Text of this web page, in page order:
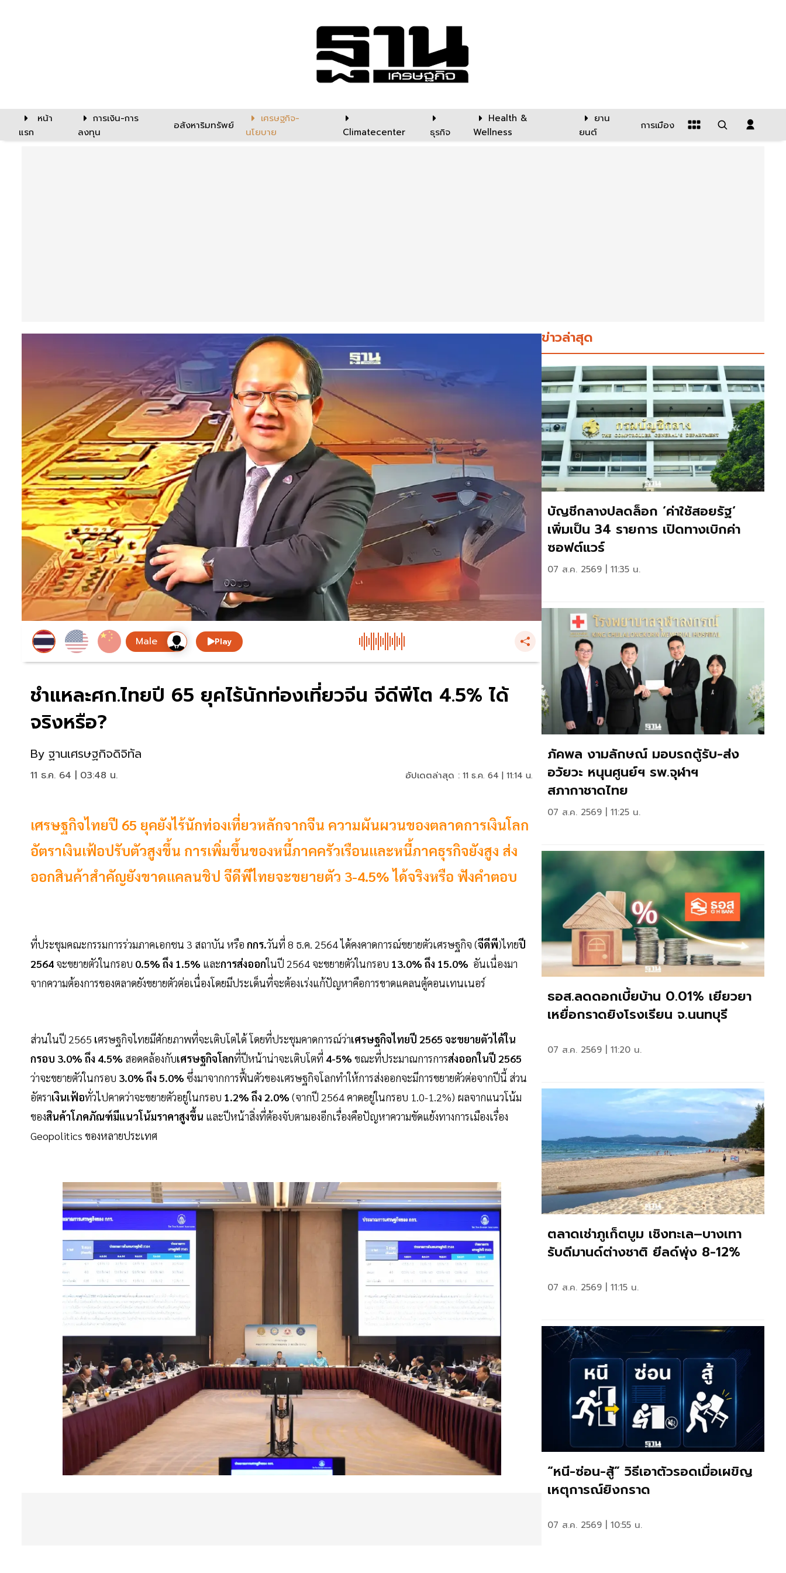
หน้า
แรก
การเงิน-การ
ลงทุน
อสังหาริมทรัพย์
เศรษฐกิจ-
นโยบาย
Climatecenter ธุรกิจ
Health &
Wellness
ยาน
ยนต์
การเมือง
Play
ชำแหละศก.ไทยปี 65 ยุคไร้นักท่องเที่ยวจีน จีดีพีโต 4.5% ได้
จริงหรือ?
By ฐานเศรษฐกิจดิจิทัล
11 ธ.ค. 64 | 03:48 น. อัปเดตล่าสุด : 11 ธ.ค. 64 | 11:14 น.
เศรษฐกิจไทยปี 65 ยุคยังไร้นักท่องเที่ยวหลักจากจีน ความผันผวนของตลาดการเงินโลก
อัตราเงินเฟ้อปรับตัวสูงขึ้น การเพิ่มขึ้นของหนี้ภาคครัวเรือนและหนี้ภาคธุรกิจยังสูง ส่ง
ออกสินค้าสำคัญยังขาดแคลนชิป จีดีพีไทยจะขยายตัว 3-4.5% ได้จริงหรือ ฟังคำตอบ
ที่ประชุมคณะกรรมการร่วมภาคเอกชน 3 สถาบัน หรือ กกร.วันที่ 8 ธ.ค. 2564 ได้คงคาดการณ์ขยายตัวเศรษฐกิจ (จีดีพี)ไทยปี
2564 จะขยายตัวในกรอบ 0.5% ถึง 1.5% และการส่งออกในปี 2564 จะขยายตัวในกรอบ 13.0% ถึง 15.0% อันเนื่องมา
จากความต้องการของตลาดยังขยายตัวต่อเนื่องโดยมีประเด็นที่จะต้องเร่งแก้ปัญหาคือการขาดแคลนตู้คอนเทนเนอร์
ส่วนในปี 2565 เศรษฐกิจไทยมีศักยภาพที่จะเติบโตได้ โดยที่ประชุมคาดการณ์ว่าเศรษฐกิจไทยปี 2565 จะขยายตัวได้ใน
กรอบ 3.0% ถึง 4.5% สอดคล้องกับเศรษฐกิจโลกที่ปีหน้าน่าจะเติบโตที่ 4-5% ขณะที่ประมาณการการส่งออกในปี 2565
ว่าจะขยายตัวในกรอบ 3.0% ถึง 5.0% ซึ่งมาจากการฟื้นตัวของเศรษฐกิจโลกทำให้การส่งออกจะมีการขยายตัวต่อจากปีนี้ ส่วน
อัตราเงินเฟ้อทั่วไปคาดว่าจะขยายตัวอยู่ในกรอบ 1.2% ถึง 2.0% (จากปี 2564 คาดอยู่ในกรอบ 1.0-1.2%) ผลจากแนวโน้ม
ของสินค้าโภคภัณฑ์มีแนวโน้มราคาสูงขึ้น และปีหน้าสิ่งที่ต้องจับตามองอีกเรื่องคือปัญหาความขัดแย้งทางการเมืองเรื่อง
Geopolitics ของหลายประเทศ
ข่าวล่าสุด
บัญชีกลางปลดล็อก ‘ค่าใช้สอยรัฐ‘
เพิ่มเป็น 34 รายการ เปิดทางเบิกค่า
ซอฟต์แวร์
07 ส.ค. 2569 | 11:35 น.
ภัคพล งามลักษณ์ มอบรถตู้รับ-ส่ง
อวัยวะ หนุนศูนย์ฯ รพ.จุฬาฯ
สภากาชาดไทย
07 ส.ค. 2569 | 11:25 น.
ธอส.ลดดอกเบี้ยบ้าน 0.01% เยียวยา
เหยื่อกราดยิงโรงเรียน จ.นนทบุรี
07 ส.ค. 2569 | 11:20 น.
ตลาดเช่าภูเก็ตบูม เชิงทะเล–บางเทา
รับดีมานด์ต่างชาติ ยีลด์พุ่ง 8-12%
07 ส.ค. 2569 | 11:15 น.
“หนี-ซ่อน-สู้” วิธีเอาตัวรอดเมื่อเผขิญ
เหตุการณ์ยิงกราด
07 ส.ค. 2569 | 10:55 น.